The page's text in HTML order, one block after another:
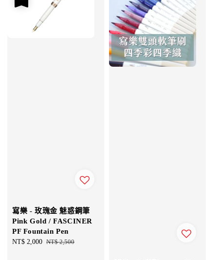
寫樂 - 玫瑰金 魅惑鋼筆
Pink Gold / FASCINER
PF Fountain Pen
Sale
NT$ 2,000 Regular
NT$ 2,500